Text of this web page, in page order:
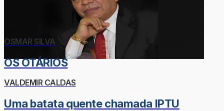
OSMAR SILVA
OS OTÁRIOS
VALDEMIR CALDAS
Uma batata quente chamada IPTU